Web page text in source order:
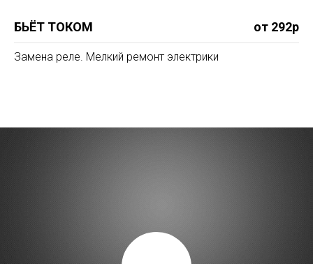
БЬЁТ ТОКОМ от 292р
Замена реле. Мелкий ремонт электрики